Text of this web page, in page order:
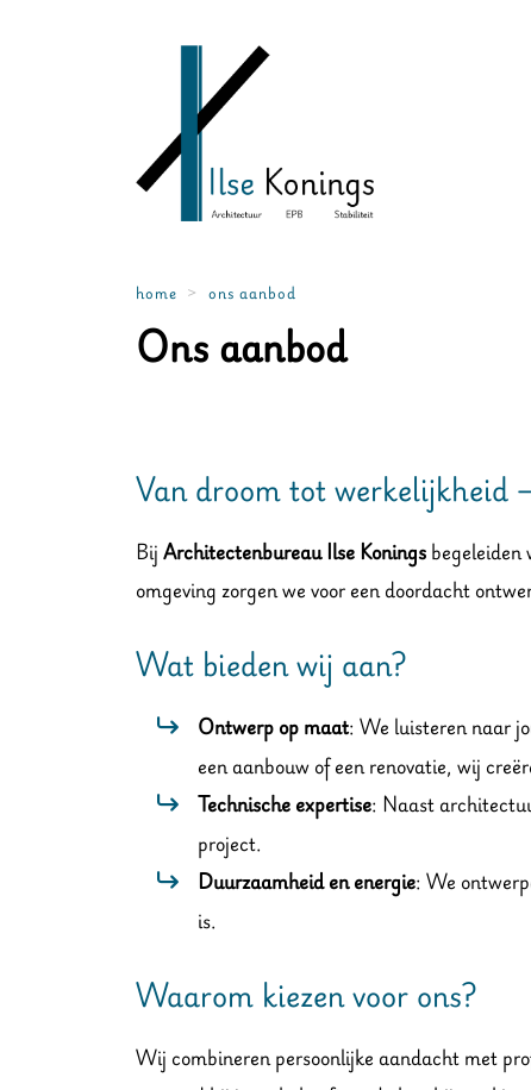
home ons aanbod
Ons aanbod
Van droom tot werkelijkheid
BijArchitectenbureau Ilse Koningsbegeleiden
omgeving zorgen we voor een doordacht
Wat bieden wij aan?
Ontwerp op maat: We luisteren naar
een aanbouw of een renovatie, wij
Technische expertise: Naast
project.
Duurzaamheid en energie: We
is.
Waarom kiezen voor ons?
Wij combineren persoonlijke aandacht met